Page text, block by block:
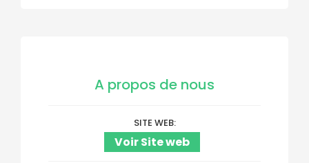
A propos de nous
SITE WEB
Voir Site web